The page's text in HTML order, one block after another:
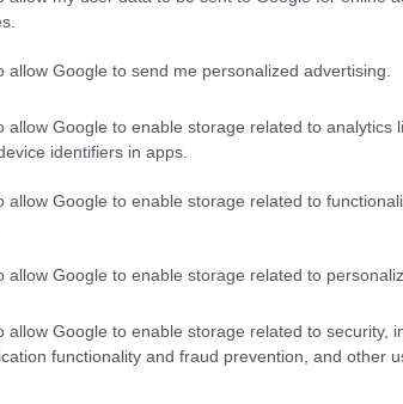
allow Google to send me personalized advertising.
allow Google to enable storage related to analytics
identifiers in apps.
allow Google to enable storage related to
allow Google to enable storage related to
allow Google to enable storage related to security,
functionality and fraud prevention, and other
Sajátmárkás
teszt: Alana
pelenka
Fiús
Recept